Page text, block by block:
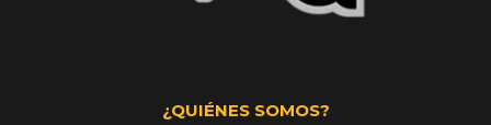
¿QUIÉNES SOMOS?